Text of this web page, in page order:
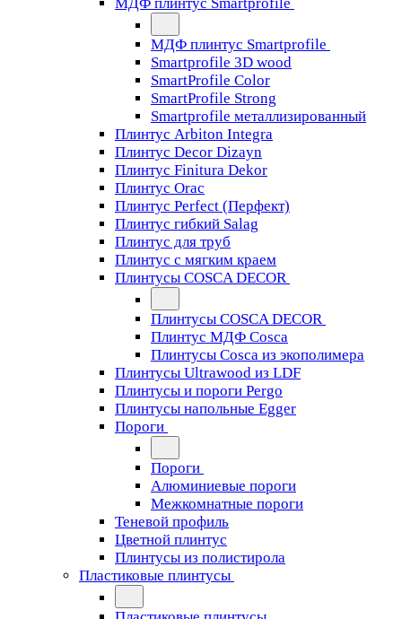
МДФ плинтус Smartprofile
Smartprofile 3D wood
SmartProfile Color
SmartProfile Strong
Smartprofile металлизированный
Плинтус Arbiton Integra
Плинтус Decor Dizayn
Плинтус Finitura Dekor
Плинтус Orac
Плинтус Perfect (Перфект)
Плинтус гибкий Salag
Плинтус для труб
Плинтус с мягким краем
Плинтусы COSCA DECOR
Плинтусы COSCA DECOR
Плинтус МДФ Cosca
Плинтусы Cosca из экополимера
Плинтусы Ultrawood из LDF
Плинтусы и пороги Pergo
Плинтусы напольные Egger
Пороги
Пороги
Алюминиевые пороги
Межкомнатные пороги
Теневой профиль
Цветной плинтус
Плинтусы из полистирола
Пластиковые плинтусы